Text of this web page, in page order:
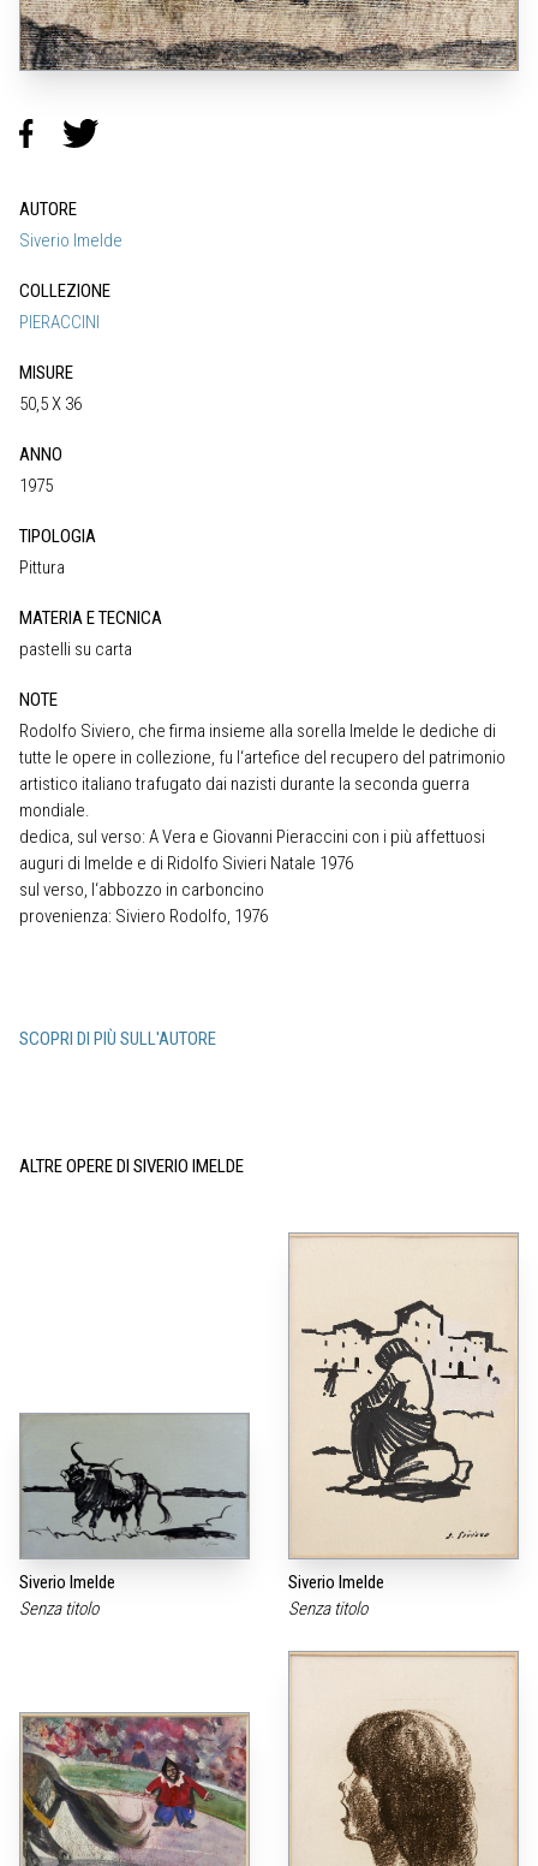
AUTORE
Siverio Imelde
COLLEZIONE
PIERACCINI
MISURE
50,5 X 36
ANNO
1975
TIPOLOGIA
Pittura
MATERIA E TECNICA
pastelli su carta
NOTE
Rodolfo Siviero, che firma insieme alla sorella Imelde le dediche di
tutte le opere in collezione, fu l‘artefice del recupero del patrimonio
artistico italiano trafugato dai nazisti durante la seconda guerra
mondiale.
dedica, sul verso: A Vera e Giovanni Pieraccini con i più affettuosi
auguri di Imelde e di Ridolfo Sivieri Natale 1976
sul verso, l‘abbozzo in carboncino
provenienza: Siviero Rodolfo, 1976
SCOPRI DI PIÙ SULL'AUTORE
ALTRE OPERE DI SIVERIO IMELDE
Siverio Imelde
Senza titolo
Siverio Imelde
Senza titolo